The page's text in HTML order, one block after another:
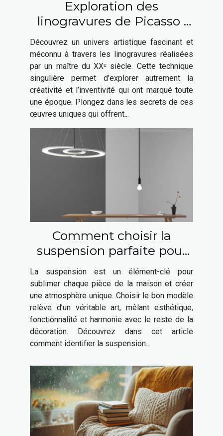
Exploration des
linogravures de Picasso :
une fenêtre sur son génie
artistique
Découvrez un univers artistique fascinant et
méconnu à travers les linogravures réalisées
par un maître du XXᵉ siècle. Cette technique
singulière permet d’explorer autrement la
créativité et l’inventivité qui ont marqué toute
une époque. Plongez dans les secrets de ces
œuvres uniques qui offrent...
Comment choisir la
suspension parfaite pour
chaque espace de votre
maison ?
La suspension est un élément-clé pour
sublimer chaque pièce de la maison et créer
une atmosphère unique. Choisir le bon modèle
relève d’un véritable art, mêlant esthétique,
fonctionnalité et harmonie avec le reste de la
décoration. Découvrez dans cet article
comment identifier la suspension...